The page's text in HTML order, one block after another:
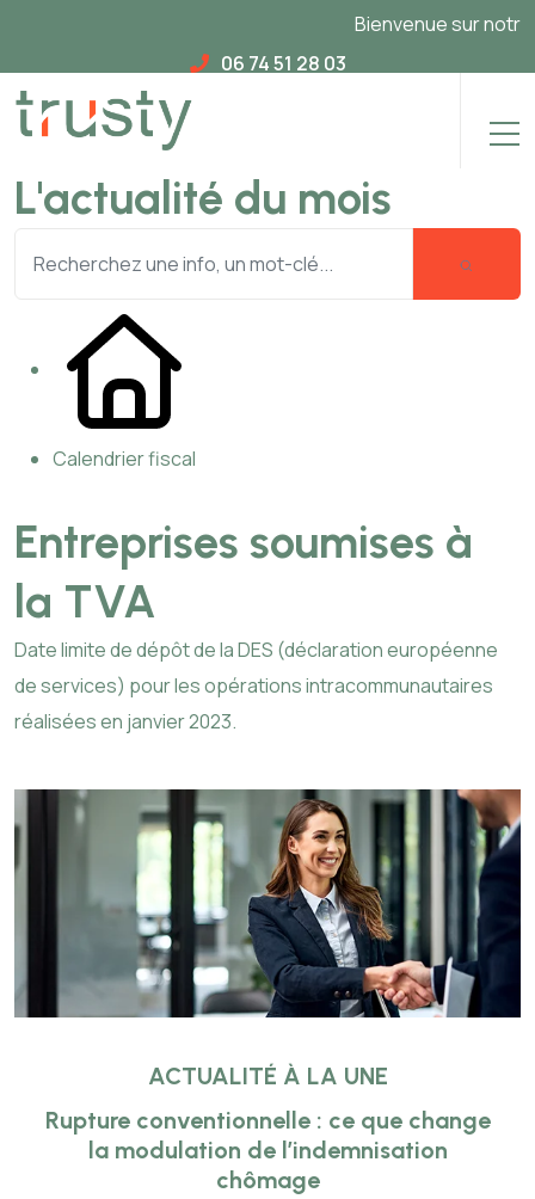
Bienvenue sur notre
06 74 51 28 03
L'actualité du mois
Calendrier fiscal
Entreprises soumises à
la TVA
Date limite de dépôt de la DES (déclaration européenne
de services) pour les opérations intracommunautaires
réalisées en janvier 2023.
ACTUALITÉ À LA UNE
Rupture conventionnelle : ce que change
la modulation de l’indemnisation
chômage